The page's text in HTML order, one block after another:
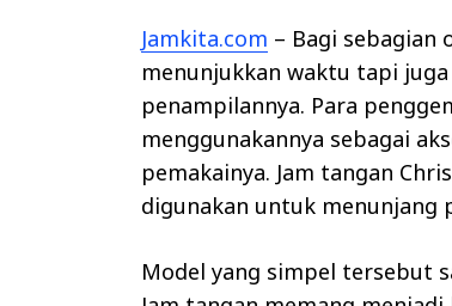
Jamkita.com – Bagi sebagian
menunjukkan waktu tapi
penampilannya. Para
menggunakannya sebagai
pemakainya. Jam tangan
digunakan untuk menunjang
Model yang simpel tersebut